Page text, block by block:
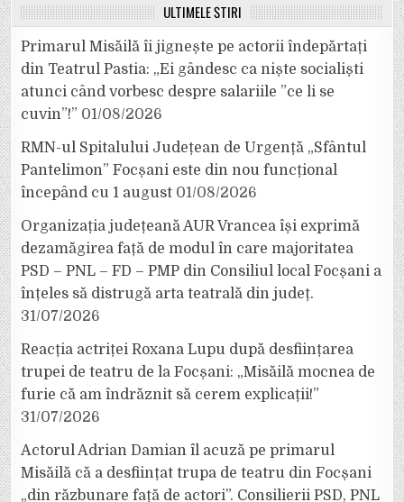
ULTIMELE ȘTIRI
Primarul Misăilă îi jignește pe actorii îndepărtați
din Teatrul Pastia: „Ei gândesc ca niște socialiști
atunci când vorbesc despre salariile ”ce li se
cuvin”!” 01/08/2026
RMN-ul Spitalului Județean de Urgență „Sfântul
Pantelimon” Focșani este din nou funcțional
începând cu 1 august 01/08/2026
Organizația județeană AUR Vrancea își exprimă
dezamăgirea față de modul în care majoritatea
PSD – PNL – FD – PMP din Consiliul local Focșani a
înțeles să distrugă arta teatrală din județ.
31/07/2026
Reacția actriței Roxana Lupu după desființarea
trupei de teatru de la Focșani: „Misăilă mocnea de
furie că am îndrăznit să cerem explicații!”
31/07/2026
Actorul Adrian Damian îl acuză pe primarul
Misăilă că a desființat trupa de teatru din Focșani
„din răzbunare față de actori”. Consilierii PSD, PNL